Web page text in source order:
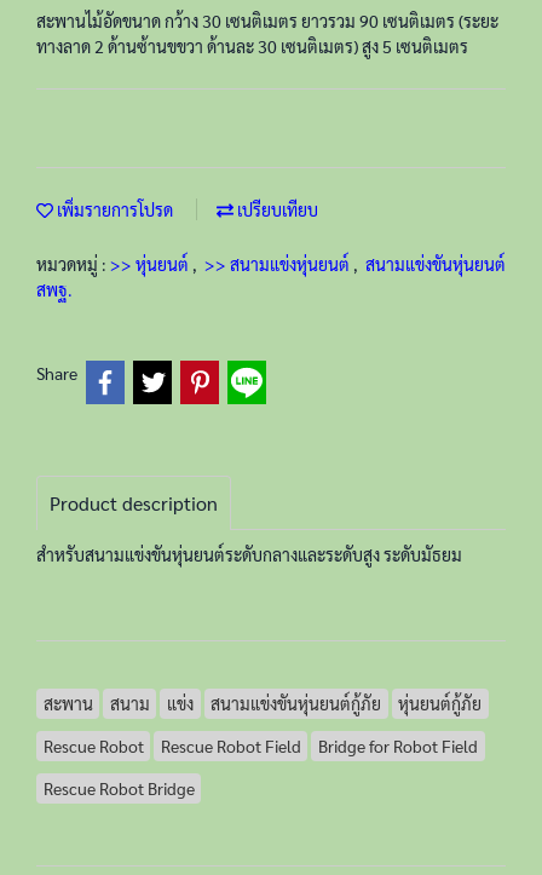
สะพานไม้อัดขนาด กว้าง 30 เซนติเมตร ยาวรวม 90 เซนติเมตร (ระยะ
ทางลาด 2 ด้านซ้านขขวา ด้านละ 30 เซนติเมตร) สูง 5 เซนติเมตร
เพิ่มรายการโปรด เปรียบเทียบ
หมวดหมู่ : >> หุ่นยนต์ , >> สนามแข่งหุ่นยนต์ , สนามแข่งขันหุ่นยนต์
สพฐ.
Share
Product description
สำหรับสนามแข่งขันหุ่นยนต์ระดับกลางและระดับสูง ระดับมัธยม
สะพาน สนาม แข่ง สนามแข่งขันหุ่นยนต์กู้ภัย
หุ่นยนต์กู้ภัย
Rescue Robot
Rescue Robot Field
Bridge for Robot Field
Rescue Robot Bridge